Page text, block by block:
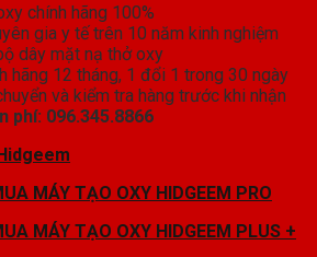
chính hãng 100%
gia y tế trên 10 năm kinh nghiệm
dây mặt nạ thở oxy
hãng 12 tháng, 1 đổi 1 trong 30 ngày
và kiểm tra hàng trước khi nhận
phí: 096.345.8866
MÁY TẠO OXY HIDGEEM PRO
MÁY TẠO OXY HIDGEEM PLUS +